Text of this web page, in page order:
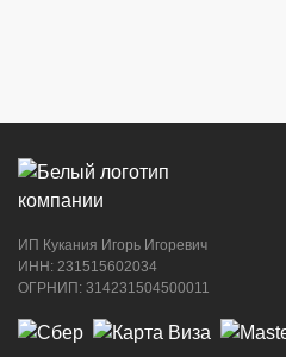
ИП Кукания Игорь Игоревич
ИНН: 231515602034
ОГРНИП: 314231504500011